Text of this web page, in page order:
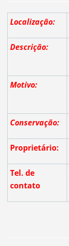
Localização:
Descrição:
Motivo:
Conservação:
Proprietário:
Tel. de
contato